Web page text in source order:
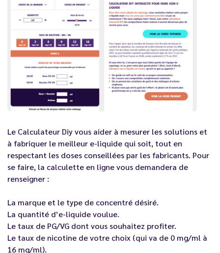
Le Calculateur Diy vous aider à mesurer les solutions et
à fabriquer le meilleur e-liquide qui soit, tout en
respectant les doses conseillées par les fabricants. Pour
se faire, la calculette en ligne vous demandera de
renseigner :
La marque et le type de concentré désiré.
La quantité d’e-liquide voulue.
Le taux de PG/VG dont vous souhaitez profiter.
Le taux de nicotine de votre choix (qui va de 0 mg/ml à
16 mg/ml).